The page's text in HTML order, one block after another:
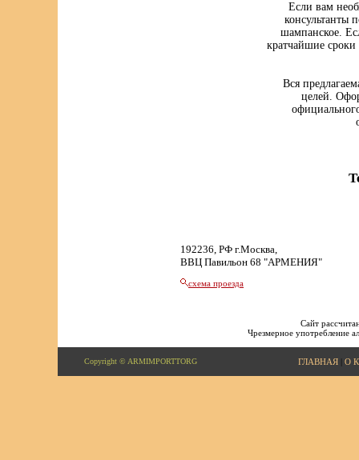
Если вам
консультанты
шампанское.
кратчайшие
Вся
целей.
192236, РФ г.Москва,
ВВЦ Павильон 68 "АРМЕНИЯ"
схема проезда
Сайт
Чрезмерное употребление
Copyright © ARMIMPORTTORG ГЛАВНАЯ| О